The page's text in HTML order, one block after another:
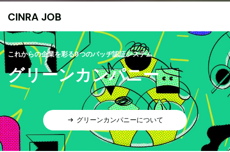
CINRA JOB
これからの企業を彩る9つのバッヂ認証システム
グリーンカンパニー
グリーンカンパニーについて